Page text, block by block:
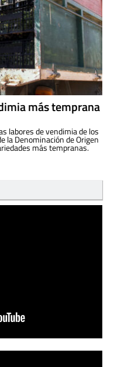
más temprana
labores de vendimia de los
la Denominación de Origen
más tempranas.